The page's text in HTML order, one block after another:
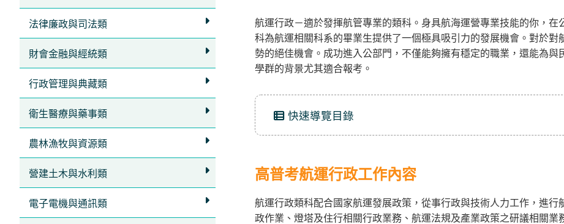
法律廉政與司法類
財會金融與經統類
行政管理與典藏類
衛生醫療與藥事類
農林漁牧與資源類
營建土木與水利類
電子電機與通訊類
航運行政－適於發揮航管專業的類科。身具航海運營專業技能的你，
科為航運相關科系的畢業生提供了一個極具吸引力的發展機會。對於
勢的絕佳機會。成功進入公部門，不僅能夠擁有穩定的職業，還能為
學群的背景尤其適合報考。
快速導覽目錄
高普考航運行政工作內容
航運行政類科配合國家航運發展政策，從事行政與技術人力工作，進
政作業、燈塔及住行相關行政業務、航運法規及產業政策之研議相關